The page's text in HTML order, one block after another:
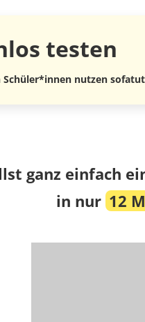
testen
Schüler*innen nutzen
ganz einfach
in nur 12